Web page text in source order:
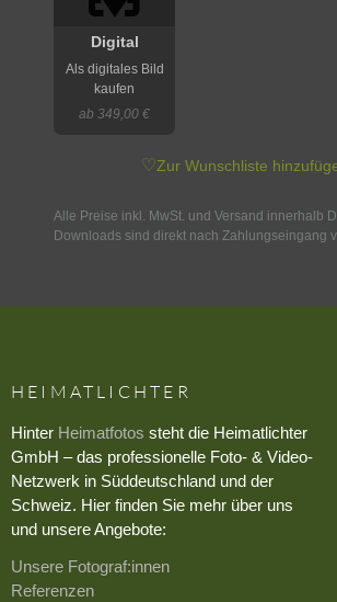
Digital
Als digitales Bild
kaufen
ab 349,00 €
♡Zur Wunschliste
Alle Preise inkl. MwSt. und Versand innerhalb
Downloads sind direkt nach Zahlungseingang
HEIMATLICHTER
Hinter Heimatfotos steht die Heimatlichter
GmbH – das professionelle Foto- & Video-
Netzwerk in Süddeutschland und der
Schweiz. Hier finden Sie mehr über uns
und unsere Angebote:
Unsere Fotograf:innen
Referenzen